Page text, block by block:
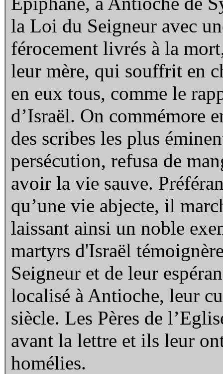
la Loi du Seigneur avec
férocement livrés à la
leur mère, qui souffrit en
en eux tous, comme le
d’Israël. On commémore
des scribes les plus
persécution, refusa de
avoir la vie sauve.
qu’une vie abjecte, il
laissant ainsi un noble
martyrs d'Israël
Seigneur et de leur
localisé à Antioche, leur
siècle. Les Pères de
avant la lettre et ils leur
homélies.